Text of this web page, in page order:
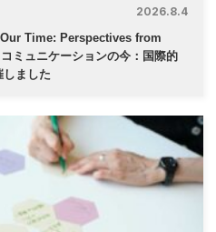
2026.8.4
Time: Perspectives from
ミュニケーションの今：国際的
ました